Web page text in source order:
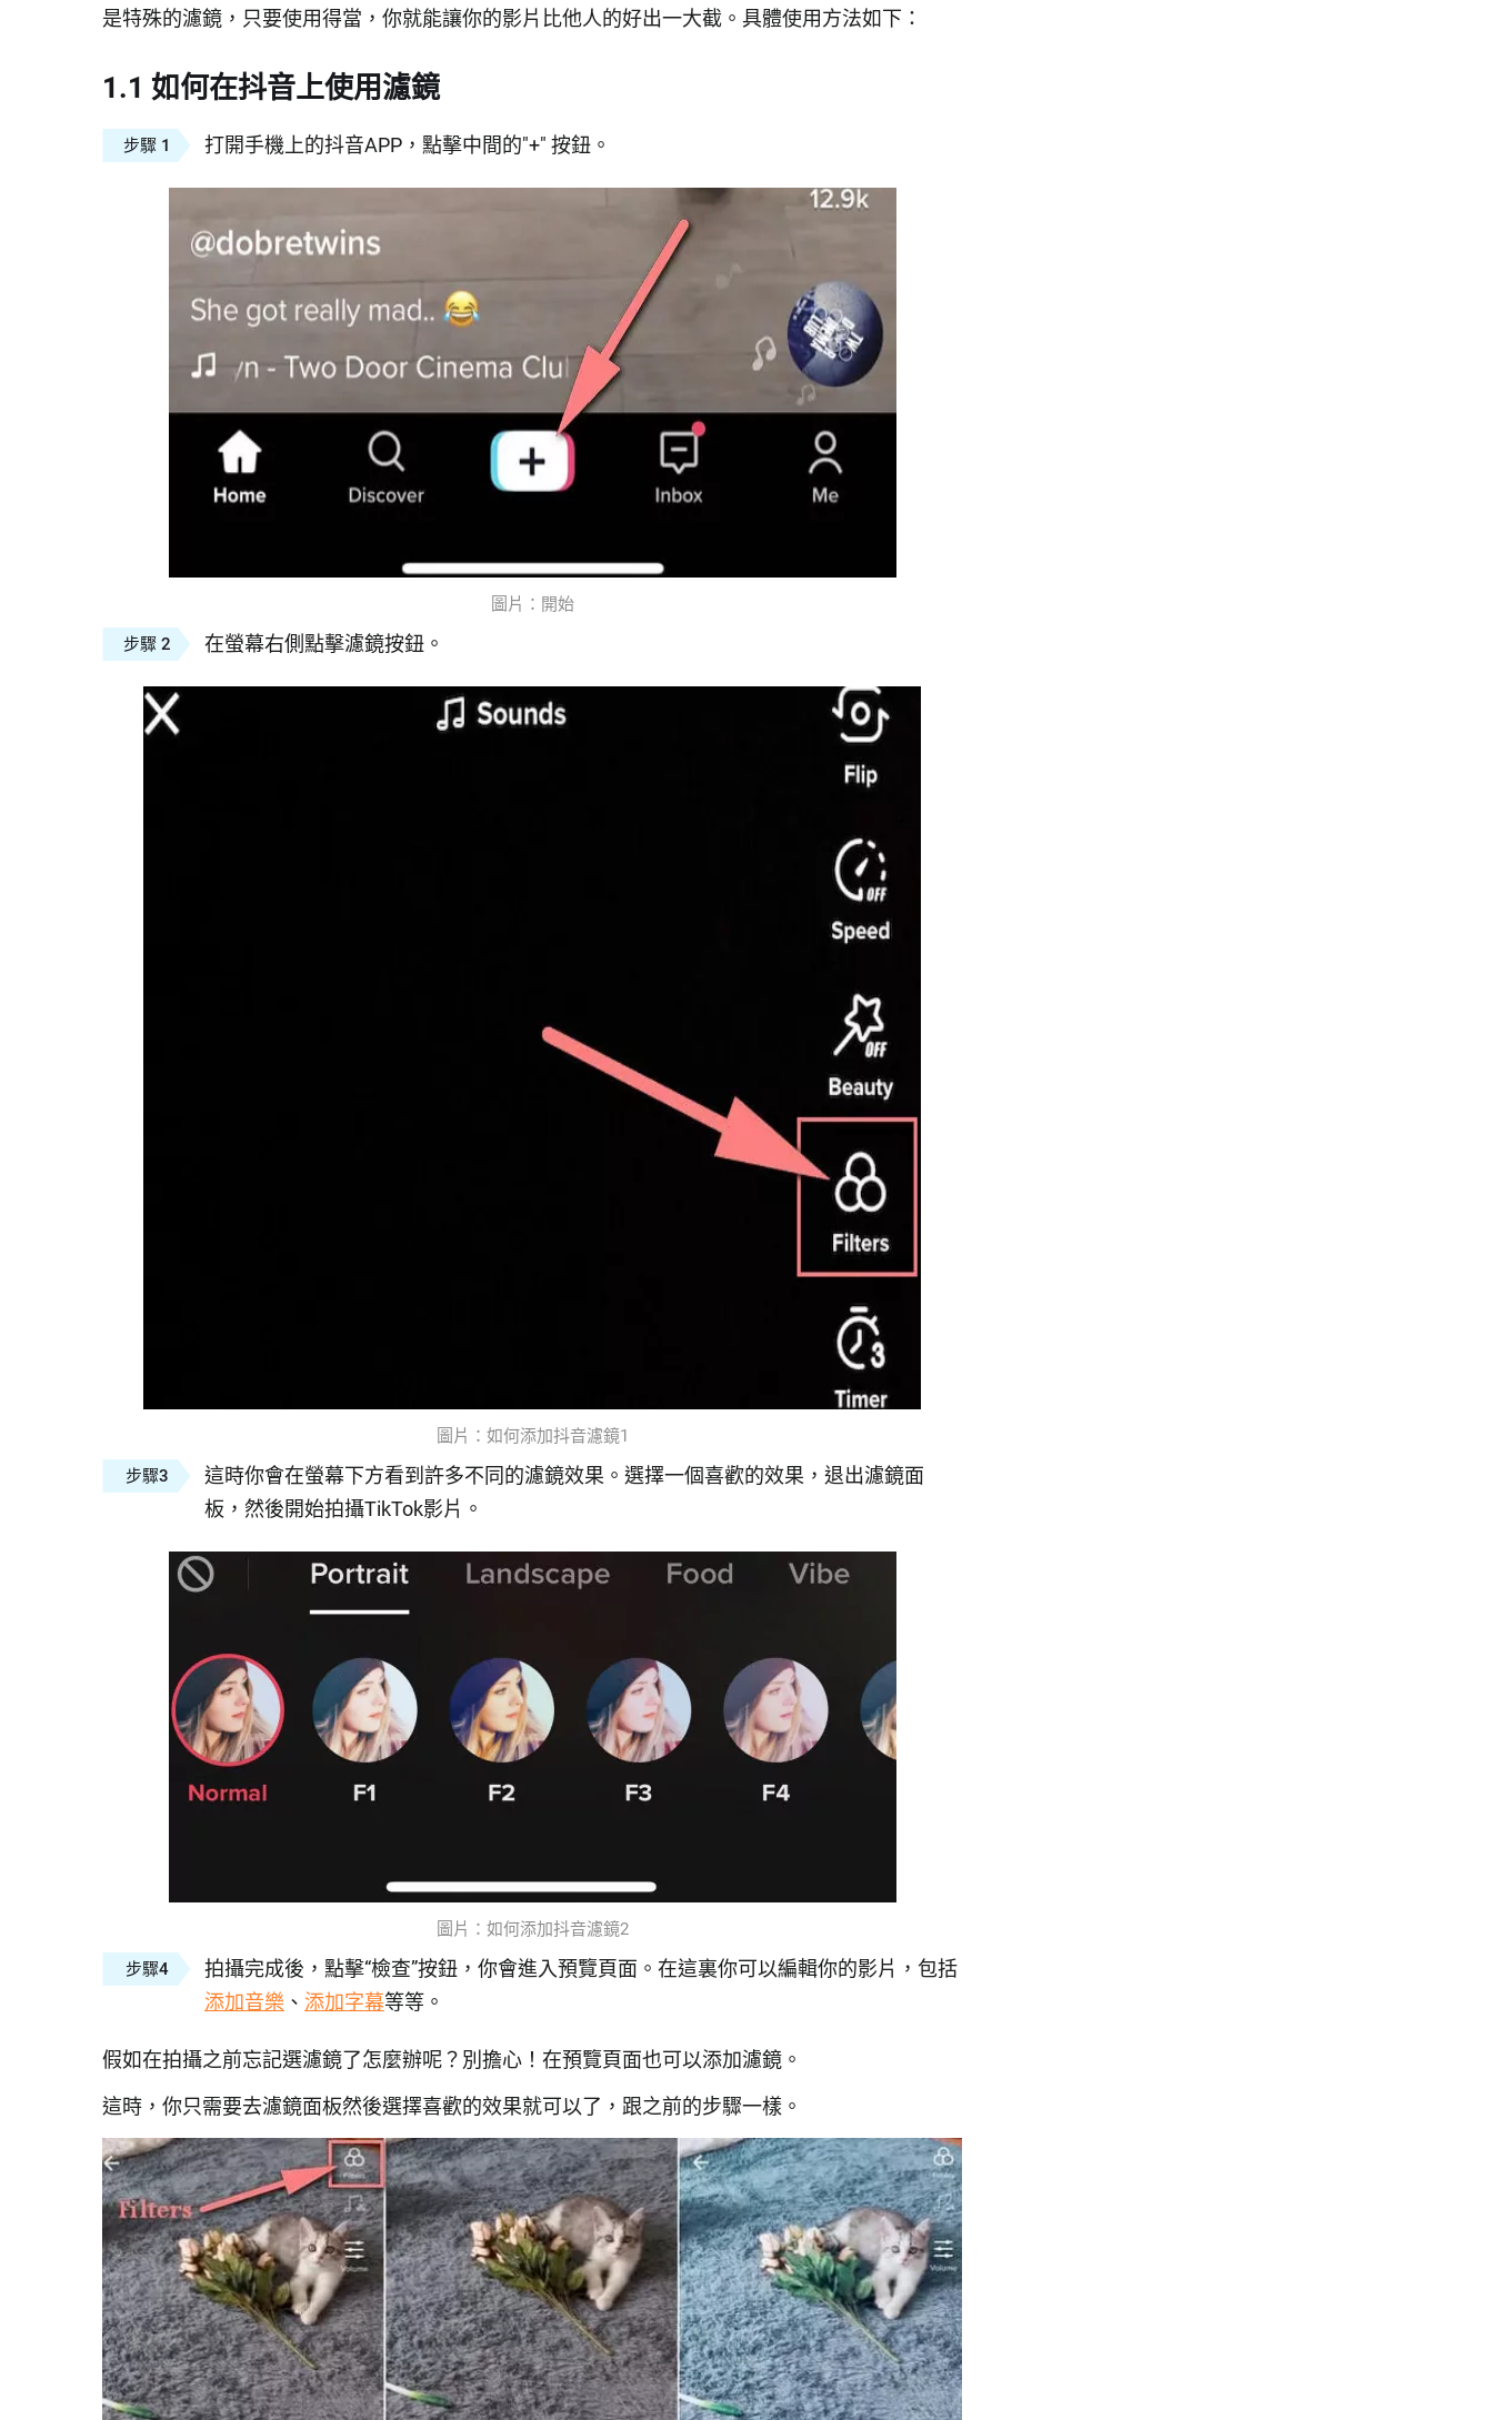
是特殊的濾鏡，只要使用得當，你就能讓你的影片比他人的好出一大截。具體使用方法如下：
1.1 如何在抖音上使用濾鏡
步驟 1 打開手機上的抖音APP，點擊中間的"+" 按鈕。
圖片：開始
步驟 2
在螢幕右側點擊濾鏡按鈕。
圖片：如何添加抖音濾鏡1
步驟3
這時你會在螢幕下方看到許多不同的濾鏡效果。選擇一個喜歡的效果，退出濾鏡面
板，然後開始拍攝TikTok影片。
圖片：如何添加抖音濾鏡2
步驟4
拍攝完成後，點擊“檢查”按鈕，你會進入預覽頁面。在這裏你可以編輯你的影片，包括
添加音樂 、 添加字幕等等。
假如在拍攝之前忘記選濾鏡了怎麼辦呢？別擔心！在預覽頁面也可以添加濾鏡。
這時，你只需要去濾鏡面板然後選擇喜歡的效果就可以了，跟之前的步驟一樣。